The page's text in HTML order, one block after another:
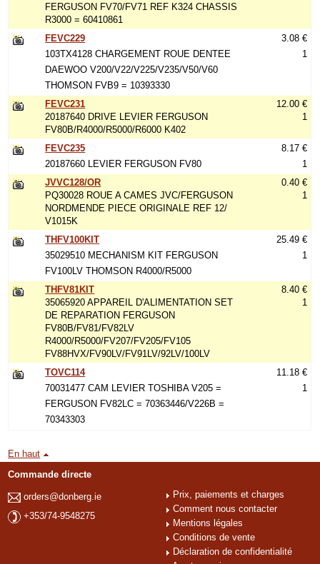
FERGUSON FV70/FV71 REF K324 CHASSIS
R3000 = 60410861
FEVC229
103TX4128 CHARGEMENT ROUE DENTEE
DAEWOO V200/V22/V225/V235/V50/V60
THOMSON FVB9 = 10393330
3.08 €
1
FEVC231
20187640 DRIVE LEVIER FERGUSON
FV80B/R4000/R5000/R6000 K402
12.00 €
1
FEVC235
20187660 LEVIER FERGUSON FV80
8.17 €
1
JVVC128/OR
PQ30028 ROUE A CAMES JVC/FERGUSON
NORDMENDE PIECE ORIGINALE REF 12/
V1015K
0.40 €
1
THFV100KIT
35029510 MECHANISM KIT FERGUSON
FV100LV THOMSON R4000/R5000
25.49 €
1
THFV81KIT
35065920 APPAREIL D'ALIMENTATION SET
DE REPARATION FERGUSON
FV80B/FV81/FV82LV
R4000/R5000/FV207/FV205/FV105
FV88HVX/FV90LV/FV91LV/92LV/100LV
8.40 €
1
TOVC114
70031477 CAM LEVIER TOSHIBA V205 =
FERGUSON FV82LC = 70363446/V226B =
70343303
11.18 €
1
En haut
Commande directe
orders@donberg.ie
+353/74-9548275
Prix, paiements et charges
Comment nous contacter
Mentions légales
Conditions de vente
Déclaration de confidentialité